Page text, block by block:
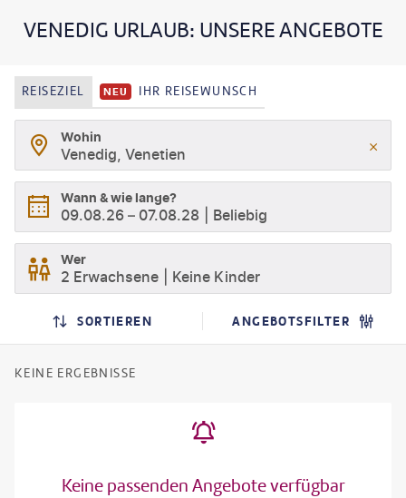
VENEDIG URLAUB: UNSERE ANGEBOTE
REISEZIEL NEU IHR REISEWUNSCH
Wohin
Venedig, Venetien
Wann & wie lange?
09.08.26 – 07.08.28 Beliebig
Wer
2 Erwachsene Keine Kinder
SORTIEREN ANGEBOTSFILTER
KEINE ERGEBNISSE
Keine passenden Angebote verfügbar